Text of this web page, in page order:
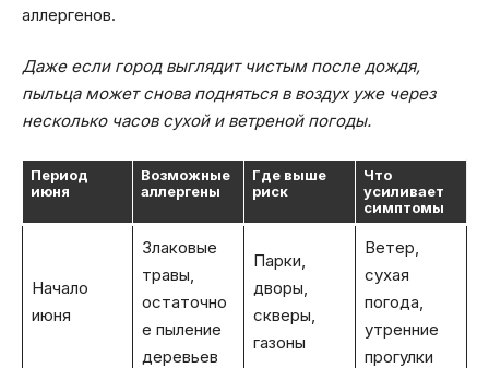
аллергенов.
Даже если город выглядит чистым после дождя,
пыльца может снова подняться в воздух уже через
несколько часов сухой и ветреной погоды.
Период
июня
Возможные
аллергены
Где выше
риск
Что
усиливает
симптомы
Начало
июня
Злаковые
травы,
остаточно
е пыление
деревьев
Парки,
дворы,
скверы,
газоны
Ветер,
сухая
погода,
утренние
прогулки